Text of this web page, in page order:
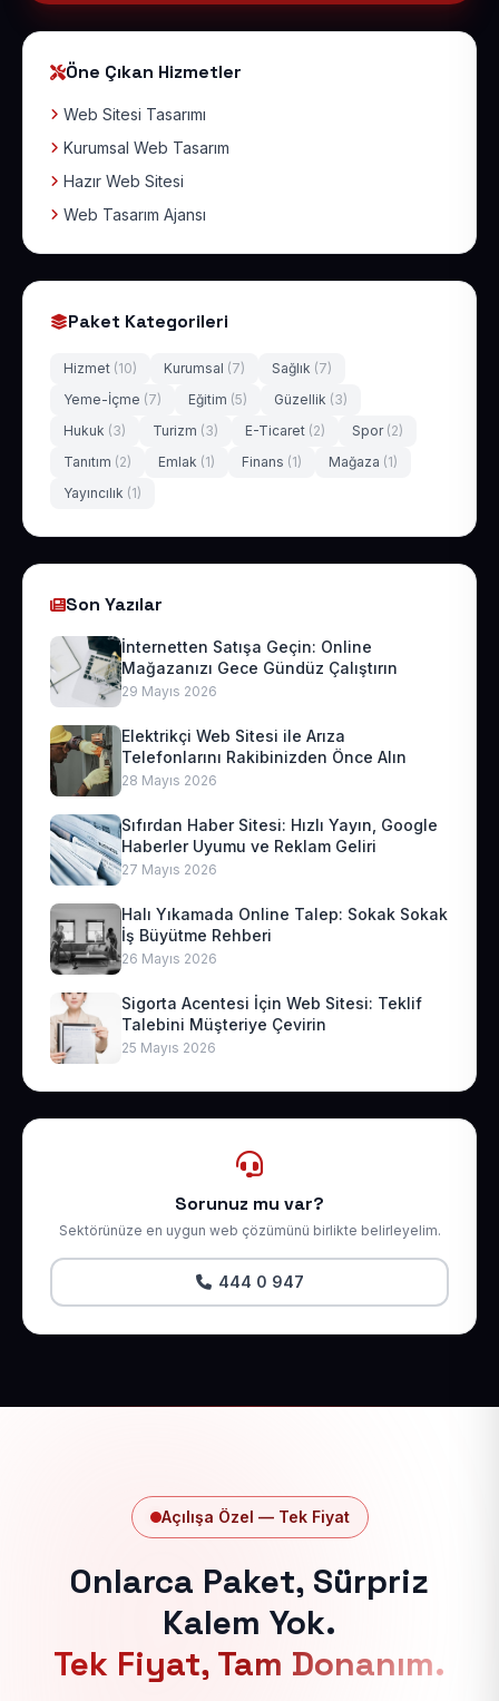
Öne Çıkan Hizmetler
Web Sitesi Tasarımı
Kurumsal Web Tasarım
Hazır Web Sitesi
Web Tasarım Ajansı
Paket Kategorileri
Hizmet (10) Kurumsal (7) Sağlık (7)
Yeme-İçme (7) Eğitim (5) Güzellik (3)
Hukuk (3) Turizm (3) E-Ticaret (2) Spor (2)
Tanıtım (2) Emlak (1) Finans (1) Mağaza (1)
Yayıncılık (1)
Son Yazılar
İnternetten Satışa Geçin: Online
Mağazanızı Gece Gündüz Çalıştırın
29 Mayıs 2026
Elektrikçi Web Sitesi ile Arıza
Telefonlarını Rakibinizden Önce Alın
28 Mayıs 2026
Sıfırdan Haber Sitesi: Hızlı Yayın, Google
Haberler Uyumu ve Reklam Geliri
27 Mayıs 2026
Halı Yıkamada Online Talep: Sokak Sokak
İş Büyütme Rehberi
26 Mayıs 2026
Sigorta Acentesi İçin Web Sitesi: Teklif
Talebini Müşteriye Çevirin
25 Mayıs 2026
Sorunuz mu var?
Sektörünüze en uygun web çözümünü birlikte belirleyelim.
444 0 947
Açılışa Özel — Tek Fiyat
Onlarca Paket, Sürpriz
Kalem Yok.
Tek Fiyat, Tam Donanım.